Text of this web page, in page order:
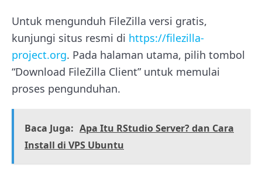
Untuk mengunduh FileZilla versi gratis,
kunjungi situs resmi di https://filezilla-
project.org. Pada halaman utama, pilih tombol
“Download FileZilla Client” untuk memulai
proses pengunduhan.
Baca Juga: Apa Itu RStudio Server? dan Cara
Install di VPS Ubuntu